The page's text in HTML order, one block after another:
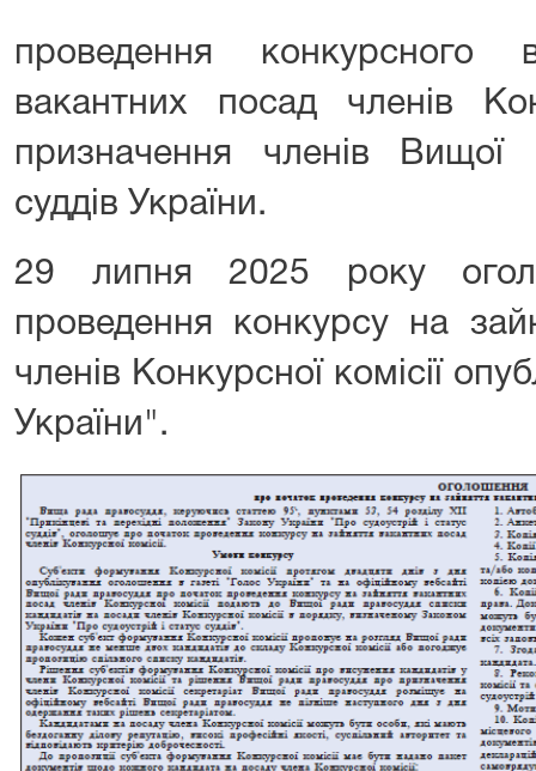
проведення конкурсного
вакантних посад членів
призначення членів Вищої
суддів України.
29 липня 2025 року
проведення конкурсу на
членів Конкурсної комісії
України".